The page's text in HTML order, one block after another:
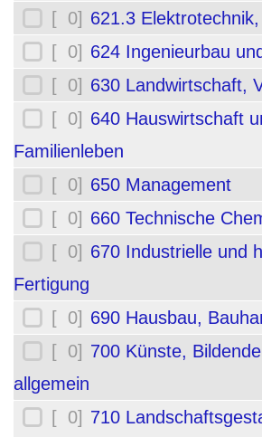
[ 0] 621.3
[ 0] 624 Ingenieurbau
[ 0] 630 Landwirtschaft,
[ 0] 640 Hauswirtschaft
Familienleben
[ 0] 650 Management
[ 0] 660 Technische
[ 0] 670 Industrielle und
Fertigung
[ 0] 690 Hausbau,
[ 0] 700 Künste,
allgemein
[ 0] 710